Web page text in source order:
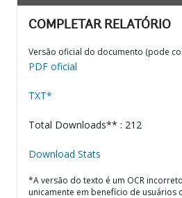
COMPLETAR RELATÓRIO
Versão oficial do documento (pode
PDF oficial
TXT*
Total Downloads** : 212
Download Stats
*A versão do texto é um OCR
unicamente em benefício de usuários